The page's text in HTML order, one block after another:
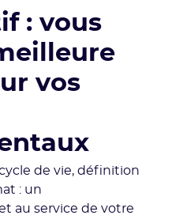
: vous
vos
de vie, définition
: un
au service de votre